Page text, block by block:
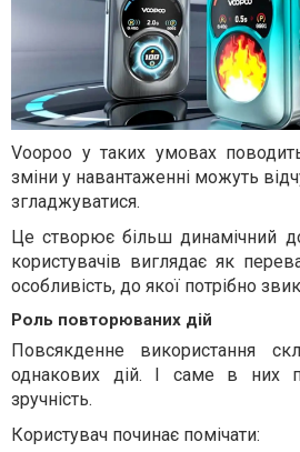
Voopoo у таких умовах
зміни у навантаженні можуть
згладжуватися.
Це створює більш динамічний
користувачів виглядає як
особливість, до якої потрібно
Роль повторюваних дій
Повсякденне використання
однакових дій. І саме в них
зручність.
Користувач починає помічати: